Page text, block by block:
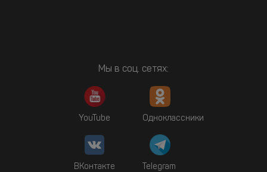
Мы в соц. сетях:
YouTube Одноклассники
ВКонтакте Telegram